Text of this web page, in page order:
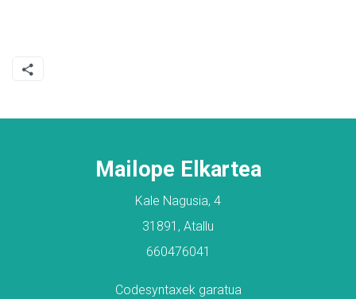
Mailope Elkartea
Kale Nagusia, 4
31891, Atallu
660476041
Codesyntaxek garatua